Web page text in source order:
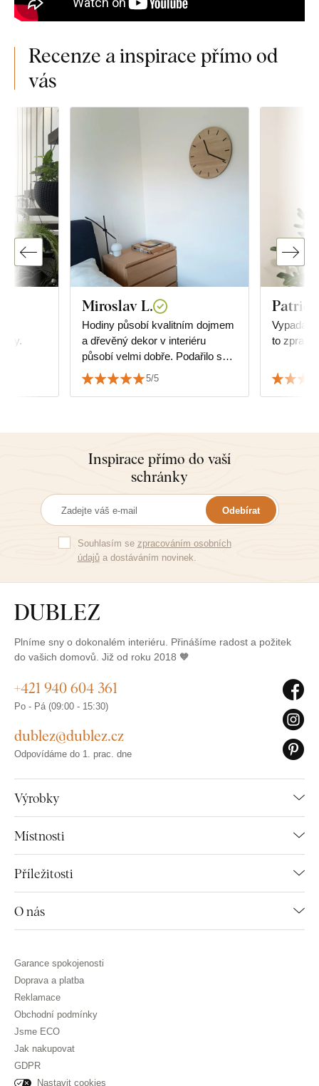
Recenze a inspirace přímo od
vás
Miroslav L.
Hodiny působí kvalitním dojmem
a dřevěný dekor v interiéru
působí velmi dobře. Podařilo se
sladit s dekorem podlahy.
5/5
Vypadá
to
Inspirace přímo do vaší
schránky
Odebírat
Souhlasím se zpracováním osobních
údajůa dostáváním novinek.
Plníme sny o dokonalém interiéru. Přinášíme radost a požitek
do vašich domovů. Již od roku 2018 🧡
Výrobky
Místnosti
Příležitosti
O nás
+421 940 604 361
Po - Pá (09:00 - 15:30)
dublez@dublez.cz
Odpovídáme do 1. prac. dne
Garance spokojenosti
Doprava a platba
Reklamace
Obchodní podmínky
Jsme ECO
Jak nakupovat
GDPR
Nastavit cookies